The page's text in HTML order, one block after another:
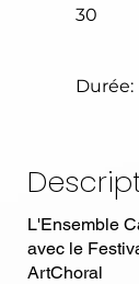
30
Durée:
L'Ensemble
avec le
ArtChoral